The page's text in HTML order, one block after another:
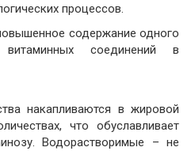
процессов.
содержание одного
соединений в
накапливаются в жировой
что обуславливает
Водорастворимые – не